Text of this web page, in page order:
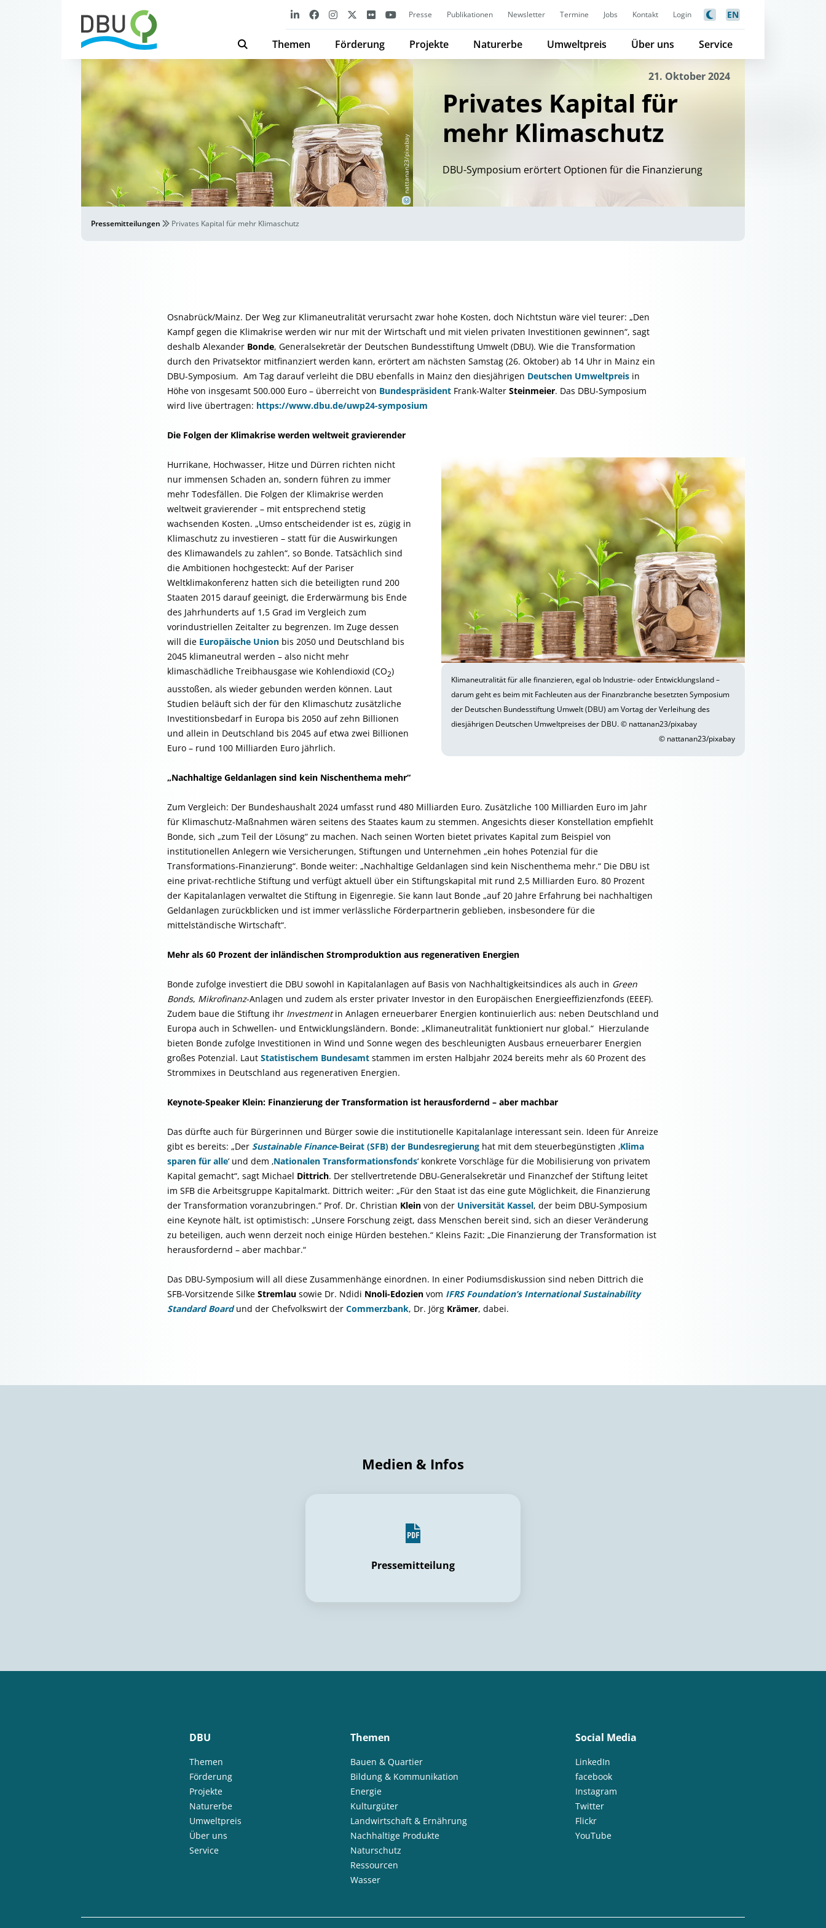
Presse Publikationen Newsletter Termine Jobs Kontakt Login EN
Themen Förderung Projekte Naturerbe Umweltpreis Über uns Service
©
nattanan23/pixabay
21. Oktober 2024
Privates Kapital für
mehr Klimaschutz
DBU-Symposium erörtert Optionen für die Finanzierung
Pressemitteilungen Privates Kapital für mehr Klimaschutz
Osnabrück/Mainz. Der Weg zur Klimaneutralität verursacht zwar hohe Kosten, doch Nichtstun wäre viel teurer: „Den
Kampf gegen die Klimakrise werden wir nur mit der Wirtschaft und mit vielen privaten Investitionen gewinnen“, sagt
deshalb Alexander Bonde, Generalsekretär der Deutschen Bundesstiftung Umwelt (DBU). Wie die Transformation
durch den Privatsektor mitfinanziert werden kann, erörtert am nächsten Samstag (26. Oktober) ab 14 Uhr in Mainz ein
DBU-Symposium. Am Tag darauf verleiht die DBU ebenfalls in Mainz den diesjährigen Deutschen Umweltpreis in
Höhe von insgesamt 500.000 Euro – überreicht von Bundespräsident Frank-Walter Steinmeier. Das DBU-Symposium
wird live übertragen: https://www.dbu.de/uwp24-symposium
Klimaneutralität für alle finanzieren, egal ob Industrie- oder Entwicklungsland –
darum geht es beim mit Fachleuten aus der Finanzbranche besetzten Symposium
der Deutschen Bundesstiftung Umwelt (DBU) am Vortag der Verleihung des
diesjährigen Deutschen Umweltpreises der DBU. © nattanan23/pixabay
© nattanan23/pixabay
Die Folgen der Klimakrise werden weltweit gravierender
Hurrikane, Hochwasser, Hitze und Dürren richten nicht
nur immensen Schaden an, sondern führen zu immer
mehr Todesfällen. Die Folgen der Klimakrise werden
weltweit gravierender – mit entsprechend stetig
wachsenden Kosten. „Umso entscheidender ist es, zügig in
Klimaschutz zu investieren – statt für die Auswirkungen
des Klimawandels zu zahlen“, so Bonde. Tatsächlich sind
die Ambitionen hochgesteckt: Auf der Pariser
Weltklimakonferenz hatten sich die beteiligten rund 200
Staaten 2015 darauf geeinigt, die Erderwärmung bis Ende
des Jahrhunderts auf 1,5 Grad im Vergleich zum
vorindustriellen Zeitalter zu begrenzen. Im Zuge dessen
will die Europäische Union bis 2050 und Deutschland bis
2045 klimaneutral werden – also nicht mehr
klimaschädliche Treibhausgase wie Kohlendioxid (CO2)
ausstoßen, als wieder gebunden werden können. Laut
Studien beläuft sich der für den Klimaschutz zusätzliche
Investitionsbedarf in Europa bis 2050 auf zehn Billionen
und allein in Deutschland bis 2045 auf etwa zwei Billionen
Euro – rund 100 Milliarden Euro jährlich.
„Nachhaltige Geldanlagen sind kein Nischenthema mehr“
Zum Vergleich: Der Bundeshaushalt 2024 umfasst rund 480 Milliarden Euro. Zusätzliche 100 Milliarden Euro im Jahr
für Klimaschutz-Maßnahmen wären seitens des Staates kaum zu stemmen. Angesichts dieser Konstellation empfiehlt
Bonde, sich „zum Teil der Lösung“ zu machen. Nach seinen Worten bietet privates Kapital zum Beispiel von
institutionellen Anlegern wie Versicherungen, Stiftungen und Unternehmen „ein hohes Potenzial für die
Transformations-Finanzierung“. Bonde weiter: „Nachhaltige Geldanlagen sind kein Nischenthema mehr.“ Die DBU ist
eine privat-rechtliche Stiftung und verfügt aktuell über ein Stiftungskapital mit rund 2,5 Milliarden Euro. 80 Prozent
der Kapitalanlagen verwaltet die Stiftung in Eigenregie. Sie kann laut Bonde „auf 20 Jahre Erfahrung bei nachhaltigen
Geldanlagen zurückblicken und ist immer verlässliche Förderpartnerin geblieben, insbesondere für die
mittelständische Wirtschaft“.
Mehr als 60 Prozent der inländischen Stromproduktion aus regenerativen Energien
Bonde zufolge investiert die DBU sowohl in Kapitalanlagen auf Basis von Nachhaltigkeitsindices als auch in Green
Bonds, Mikrofinanz-Anlagen und zudem als erster privater Investor in den Europäischen Energieeffizienzfonds (EEEF).
Zudem baue die Stiftung ihr Investmentin Anlagen erneuerbarer Energien kontinuierlich aus: neben Deutschland und
Europa auch in Schwellen- und Entwicklungsländern. Bonde: „Klimaneutralität funktioniert nur global.“ Hierzulande
bieten Bonde zufolge Investitionen in Wind und Sonne wegen des beschleunigten Ausbaus erneuerbarer Energien
großes Potenzial. Laut Statistischem Bundesamt stammen im ersten Halbjahr 2024 bereits mehr als 60 Prozent des
Strommixes in Deutschland aus regenerativen Energien.
Keynote-Speaker Klein: Finanzierung der Transformation ist herausfordernd – aber machbar
Das dürfte auch für Bürgerinnen und Bürger sowie die institutionelle Kapitalanlage interessant sein. Ideen für Anreize
gibt es bereits: „Der Sustainable Finance-Beirat (SFB) der Bundesregierung hat mit dem steuerbegünstigten ‚Klima
sparen für alle‘ und dem ‚Nationalen Transformationsfonds‘ konkrete Vorschläge für die Mobilisierung von privatem
Kapital gemacht“, sagt Michael Dittrich. Der stellvertretende DBU-Generalsekretär und Finanzchef der Stiftung leitet
im SFB die Arbeitsgruppe Kapitalmarkt. Dittrich weiter: „Für den Staat ist das eine gute Möglichkeit, die Finanzierung
der Transformation voranzubringen.“ Prof. Dr. Christian Klein von der Universität Kassel, der beim DBU-Symposium
eine Keynote hält, ist optimistisch: „Unsere Forschung zeigt, dass Menschen bereit sind, sich an dieser Veränderung
zu beteiligen, auch wenn derzeit noch einige Hürden bestehen.“ Kleins Fazit: „Die Finanzierung der Transformation ist
herausfordernd – aber machbar.“
Das DBU-Symposium will all diese Zusammenhänge einordnen. In einer Podiumsdiskussion sind neben Dittrich die
SFB-Vorsitzende Silke Stremlau sowie Dr. Ndidi Nnoli-Edozien vom IFRS Foundation’s International Sustainability
Standard Board und der Chefvolkswirt der Commerzbank, Dr. Jörg Krämer, dabei.
Medien & Infos
Pressemitteilung
DBU
Themen
Förderung
Projekte
Naturerbe
Umweltpreis
Über uns
Service
Themen
Bauen & Quartier
Bildung & Kommunikation
Energie
Kulturgüter
Landwirtschaft & Ernährung
Nachhaltige Produkte
Naturschutz
Ressourcen
Wasser
Social Media
LinkedIn
facebook
Instagram
Twitter
Flickr
YouTube